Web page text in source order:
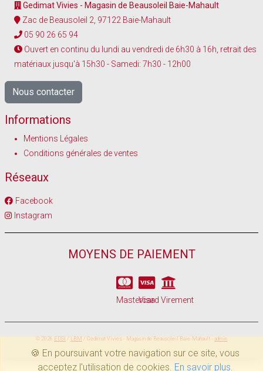
Gedimat Vivies - Magasin de Beausoleil Baie-Mahault
Zac de Beausoleil 2, 97122 Baie-Mahault
05 90 26 65 94
Ouvert en continu du lundi au vendredi de 6h30 à 16h, retrait des
matériaux jusqu'à 15h30 - Samedi: 7h30 - 12h00
Nous contacter
Informations
Mentions Légales
Conditions générales de ventes
Réseaux
Facebook
Instagram
MOYENS DE PAIEMENT
Mastercard
Visa Virement
© 2026 EDSI / LBM / Gedimat Vivies - Magasin de Beausoleil Baie-Mahault - admin
🍪 En poursuivant votre navigation sur ce site, vous
acceptez l'utilisation de cookies. En savoir plus.